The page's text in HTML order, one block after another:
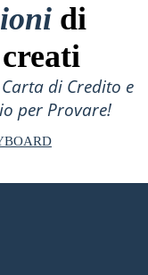
di
di Credito e
per Provare!